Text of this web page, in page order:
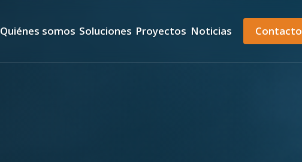
Quiénes somos Soluciones Proyectos Noticias Contacto